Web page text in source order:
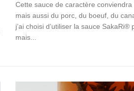
Cette sauce de caractère
mais aussi du porc, du boeuf, du
j’ai choisi d’utiliser la sauce
mais...